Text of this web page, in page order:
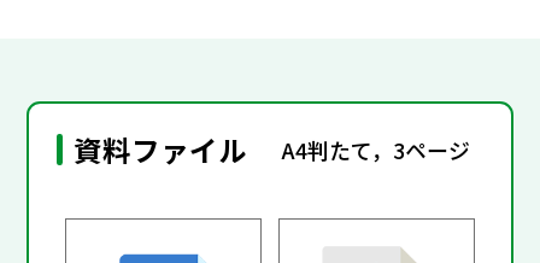
資料ファイル A4判たて，3ページ